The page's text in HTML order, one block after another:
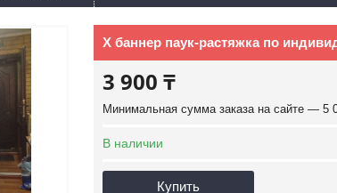
Х баннер паук-растяжка по
3 900 ₸
Минимальная сумма заказа на сайте — 5
В наличии
Купить